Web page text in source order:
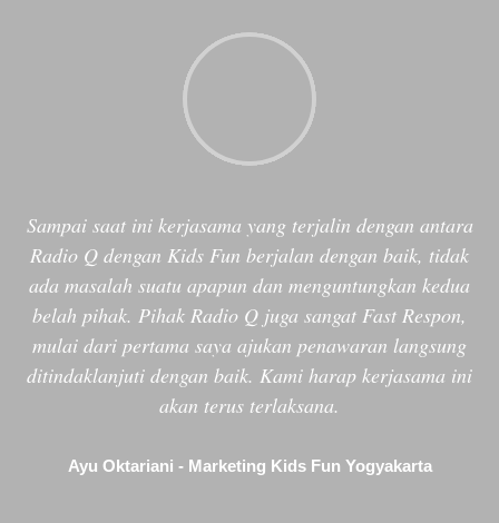
Sampai saat ini kerjasama yang terjalin dengan antara
Radio Q dengan Kids Fun berjalan dengan baik, tidak
ada masalah suatu apapun dan menguntungkan kedua
belah pihak. Pihak Radio Q juga sangat Fast Respon,
mulai dari pertama saya ajukan penawaran langsung
ditindaklanjuti dengan baik. Kami harap kerjasama ini
akan terus terlaksana.
Ayu Oktariani - Marketing Kids Fun Yogyakarta